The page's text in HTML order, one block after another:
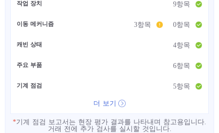
작업 장치 9항목
이동 메커니즘 0항목
3항목
캐빈 상태 4항목
주요 부품 6항목
기계 점검 5항목
더 보기
*기계 점검 보고서는 현장 평가 결과를 나타내며 참고용입니다.
거래 전에 추가 검사를 실시할 것입니다.